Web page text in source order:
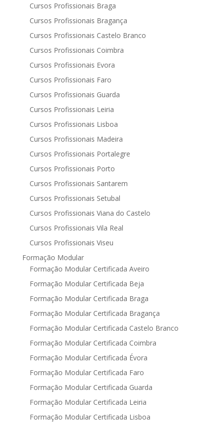
Cursos Profissionais Braga
Cursos Profissionais Bragança
Cursos Profissionais Castelo Branco
Cursos Profissionais Coimbra
Cursos Profissionais Evora
Cursos Profissionais Faro
Cursos Profissionais Guarda
Cursos Profissionais Leiria
Cursos Profissionais Lisboa
Cursos Profissionais Madeira
Cursos Profissionais Portalegre
Cursos Profissionais Porto
Cursos Profissionais Santarem
Cursos Profissionais Setubal
Cursos Profissionais Viana do Castelo
Cursos Profissionais Vila Real
Cursos Profissionais Viseu
Formação Modular
Formação Modular Certificada Aveiro
Formação Modular Certificada Beja
Formação Modular Certificada Braga
Formação Modular Certificada Bragança
Formação Modular Certificada Castelo Branco
Formação Modular Certificada Coimbra
Formação Modular Certificada Évora
Formação Modular Certificada Faro
Formação Modular Certificada Guarda
Formação Modular Certificada Leiria
Formação Modular Certificada Lisboa